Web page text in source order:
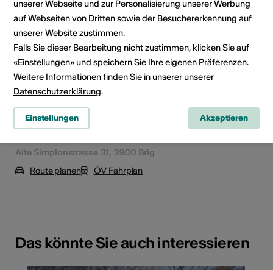
Alte Simplonstrasse 31, 3900 Brig
Route planen
ÖV Fahrplan
Das könnte Sie auch interessieren
unserer Webseite und zur Personalisierung unserer Werbung
auf Webseiten von Dritten sowie der Besuchererkennung auf
unserer Website zustimmen.
Falls Sie dieser Bearbeitung nicht zustimmen, klicken Sie auf
«Einstellungen» und speichern Sie Ihre eigenen Präferenzen.
Weitere Informationen finden Sie in unserer unserer
Datenschutzerklärung.
Einstellungen Akzeptieren